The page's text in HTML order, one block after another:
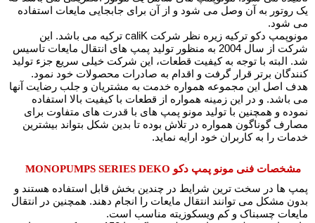
یک روتور به آن وصل می شود و از آن برای جابجایی مایعات استفاده
می شود.
مونوپمپ دکو ترکیه زیره نظر شرکت caliK ترکیه می باشد. این
شرکت از سال 2004 به منظور تولید پمپ های انتقال مایعات تاسیس
شد. البته با توجه به کیفیت قطعات، این شرکت خیلی سریع جزء تولید
کنندگان برتر قرار گرفت و اقدام به صادرات محصولات خود نمود.
هدف اصل این مجموعه همواره خدمت به مشتریان و جلب رضایت آنها
می باشد. و در این زمینه همواره از قطعات با کیفیت بالا استفاده
نموده و همچنین با تولید مونو پمپ های با قدرت های متفاوت برای
مصارف گوناگون همواره در تلاش بوده تا بدین شکل بتواند بیشترین
خدمات را به کاربران خود ارایه نماید.
مشخصات فنی مونو پمپ دکو MONOPUMPS SERIES DEKO
پمپ ها در سخت ترین شرایط در چندین بخش قابل استفاده هستند و
بدون مشکل می توانند انتقال مایعات را انجام دهند. همچنین در انتقال
مایعات چسبناک و کم ویسکوزیته مناسب است.